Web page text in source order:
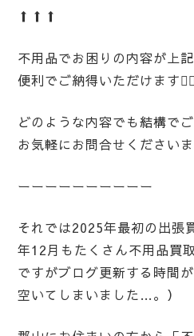
⬆️⬆️⬆️
不用品でお困りの内容が上
便利でご納得いただけます🙆‍♀️
どのような内容でも結構で
お気軽にお問合せくださいま
ーーーーーーーーーー
それでは2025年最初の出張
年12月もたくさん不用品買
ですがブログ更新する時間
空いてしまいました…。）